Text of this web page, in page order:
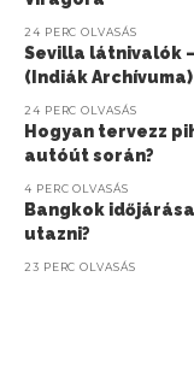
24 PERC OLVASÁS
Sevilla látnivalók
(Indiák Archívuma)
24 PERC OLVASÁS
Hogyan tervezz
autóút során?
4 PERC OLVASÁS
Bangkok
utazni?
23 PERC OLVASÁS